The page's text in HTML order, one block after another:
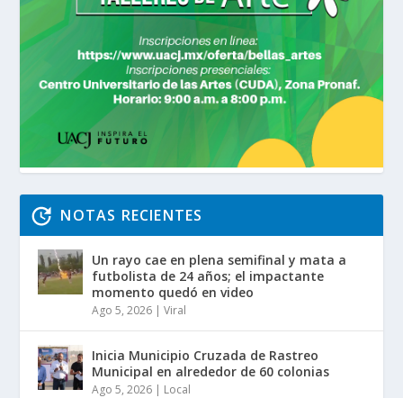
NOTAS RECIENTES
Un rayo cae en plena semifinal y mata a
futbolista de 24 años; el impactante
momento quedó en video
Ago 5, 2026 |Viral
Inicia Municipio Cruzada de Rastreo
Municipal en alrededor de 60 colonias
Ago 5, 2026 | Local